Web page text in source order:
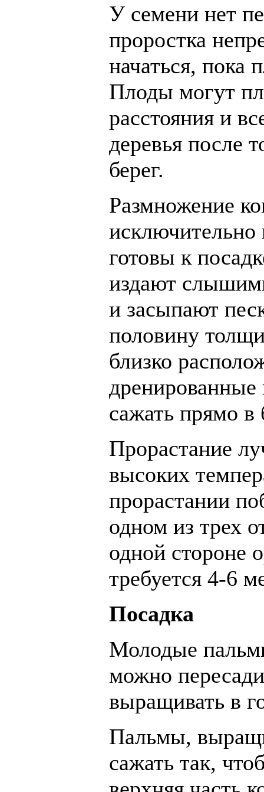
У семени нет
проростка
начаться, пока
Плоды могут
расстояния и
деревья после
берег.
Размножение
исключительно
готовы к
издают
и засыпают
половину
близко
сажать прямо
Прорастание
высоких
прорастании
одном из трех
одной стороне
требуется 4-6
Посадка
Молодые
можно
выращивать в
Пальмы,
сажать так,